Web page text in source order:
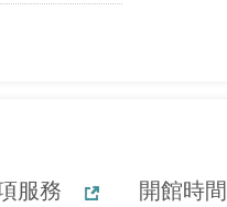
服務 開館時間